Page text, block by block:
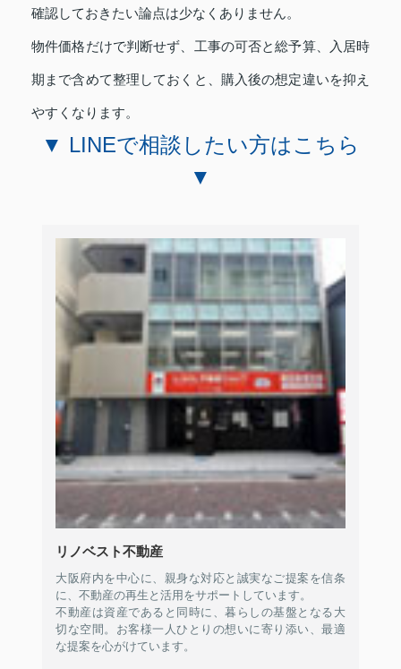
確認しておきたい論点は少なくありません。
物件価格だけで判断せず、工事の可否と総予算、入居時
期まで含めて整理しておくと、購入後の想定違いを抑え
やすくなります。
▼ LINEで相談したい方はこちら
▼
リノベスト不動産
大阪府内を中心に、親身な対応と誠実なご提案を信条
に、不動産の再生と活用をサポートしています。
不動産は資産であると同時に、暮らしの基盤となる大
切な空間。お客様一人ひとりの想いに寄り添い、最適
な提案を心がけています。